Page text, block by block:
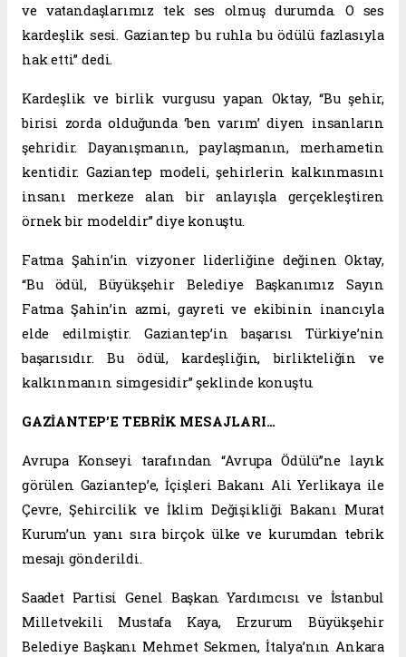
ve vatandaşlarımız tek ses olmuş durumda. O ses
kardeşlik sesi. Gaziantep bu ruhla bu ödülü fazlasıyla
hak etti” dedi.
Kardeşlik ve birlik vurgusu yapan Oktay, “Bu şehir,
birisi zorda olduğunda ‘ben varım’ diyen insanların
şehridir. Dayanışmanın, paylaşmanın, merhametin
kentidir. Gaziantep modeli, şehirlerin kalkınmasını
insanı merkeze alan bir anlayışla gerçekleştiren
örnek bir modeldir” diye konuştu.
Fatma Şahin’in vizyoner liderliğine değinen Oktay,
“Bu ödül, Büyükşehir Belediye Başkanımız Sayın
Fatma Şahin’in azmi, gayreti ve ekibinin inancıyla
elde edilmiştir. Gaziantep’in başarısı Türkiye’nin
başarısıdır. Bu ödül, kardeşliğin, birlikteliğin ve
kalkınmanın simgesidir” şeklinde konuştu.
GAZİANTEP’E TEBRİK MESAJLARI…
Avrupa Konseyi tarafından “Avrupa Ödülü”ne layık
görülen Gaziantep’e, İçişleri Bakanı Ali Yerlikaya ile
Çevre, Şehircilik ve İklim Değişikliği Bakanı Murat
Kurum’un yanı sıra birçok ülke ve kurumdan tebrik
mesajı gönderildi.
Saadet Partisi Genel Başkan Yardımcısı ve İstanbul
Milletvekili Mustafa Kaya, Erzurum Büyükşehir
Belediye Başkanı Mehmet Sekmen, İtalya’nın Ankara